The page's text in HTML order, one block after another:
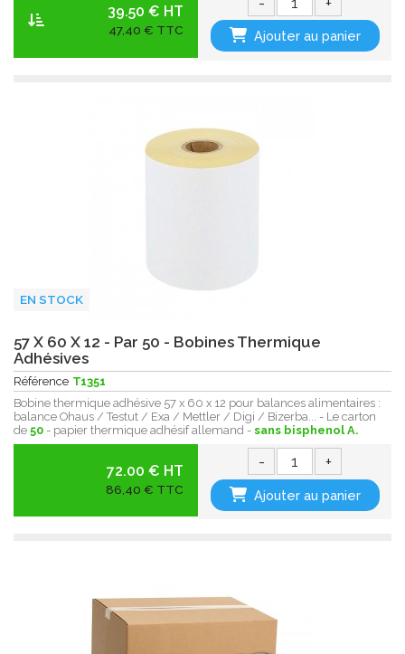
39.50 € HT
47,40 € TTC Ajouter au panier
EN STOCK
57 X 60 X 12 - Par 50 - Bobines Thermique
Adhésives
Référence T1351
Bobine thermique adhésive 57 x 60 x 12 pour balances alimentaires :
balance Ohaus / Testut / Exa / Mettler / Digi / Bizerba... - Le carton
de 50 - papier thermique adhésif allemand - sans bisphenol A.
72.00 € HT
86,40 € TTC
- +
Ajouter au panier